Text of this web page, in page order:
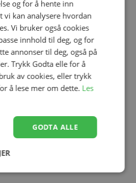
økologisk bomull som lukkes
kolleksjonen
å ha på
og farge
og for å hente inn
vi kan analysere hvordan
Vi bruker også cookies
innhold til deg, og for
annonser til deg, også på
Trykk Godta elle for å
av cookies, eller trykk
å lese mer om dette. Les
GODTA ALLE